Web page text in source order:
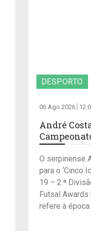
DESPORTO
06 Ago 2026
André
O serpinense
para o ‘Cinco
19 – 2.ª
Futsal Awards
refere à época